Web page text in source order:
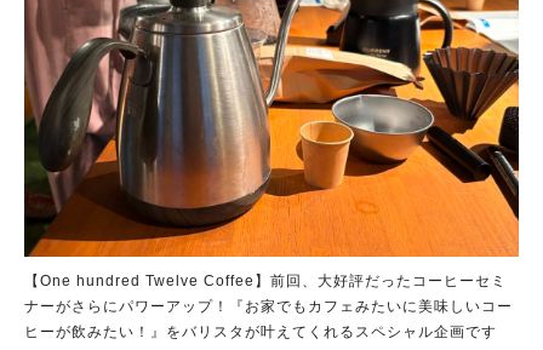
【One hundred Twelve Coffee】前回、大好評だったコーヒーセミ
ナーがさらにパワーアップ！『お家でもカフェみたいに美味しいコー
ヒーが飲みたい！』をバリスタが叶えてくれるスペシャル企画です